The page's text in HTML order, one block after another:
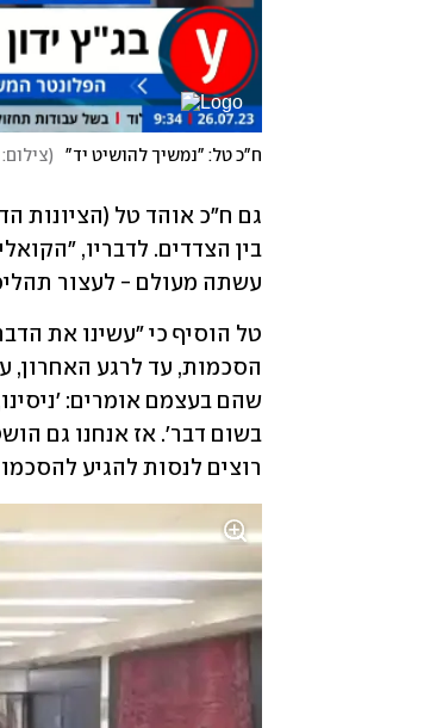
ח"כ טל: "נמשיך להושיט יד" (
עשתה מעולם - לעצור
רוצים לנסות להגיע